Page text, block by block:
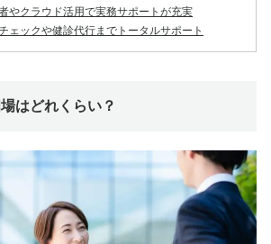
やクラウド活用で実務サポートが充実
ェックや健診代行までトータルサポート
はどれくらい？